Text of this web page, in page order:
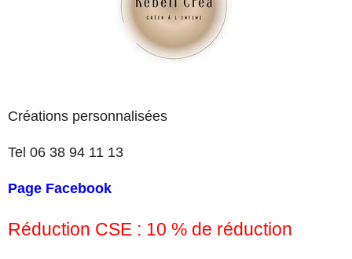
Créations personnalisées
Tel 06 38 94 11 13
Page Facebook
Réduction CSE : 10 % de réduction